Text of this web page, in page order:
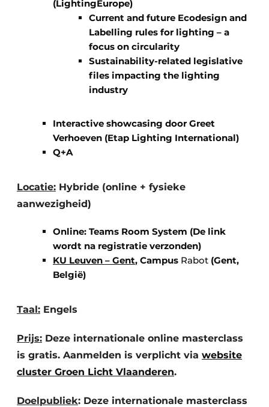
(LightingEurope)
Current and future Ecodesign and
Labelling rules for lighting – a
focus on circularity
Sustainability-related legislative
files impacting the lighting
industry
Interactive showcasing door Greet
Verhoeven (Etap Lighting International)
Q+A
Locatie: Hybride (online + fysieke
aanwezigheid)
Online: Teams Room System (De link
wordt na registratie verzonden)
KU Leuven – Gent, Campus Rabot (Gent,
België)
Taal: Engels
Prijs: Deze internationale online masterclass
is gratis. Aanmelden is verplicht via website
cluster Groen Licht Vlaanderen.
Doelpubliek: Deze internationale masterclass